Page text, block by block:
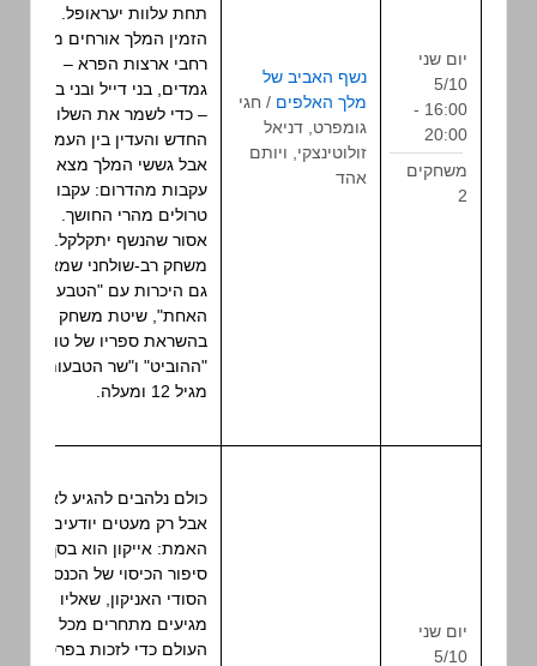
משחקים
נשף האביב של
מלך האלפים / חגי
גומפרט, דניאל
זולוטינצקי, ויותם
אהד
תחת עלוות יעראופל. השנה
הזמין המלך אורחים מכל
רחבי ארצות הפרא ‒
גמדים, בני דייל ובני ביאורן
‒ כדי לשמר את השלום
החדש והעדין בין העמים.
אבל גששי המלך מצאו
עקבות מהדרום: עקבות
טרולים מהרי החושך.
אסור שהנשף יתקלקל.
משחק רב-שולחני שמאפשר
גם היכרות עם "הטבעת
האחת", שיטת משחק
בהשראת ספריו של טולקין
"ההוביט" ו"שר הטבעות".
כולם נלהבים להגיע לאייקון,
אבל רק מעטים יודעים את
האמת: אייקון הוא בסך הכל
סיפור הכיסוי של הכנס
הסודי האניקון, שאליו
מגיעים מתחרים מכל רחבי
העולם כדי לזכות בפרס